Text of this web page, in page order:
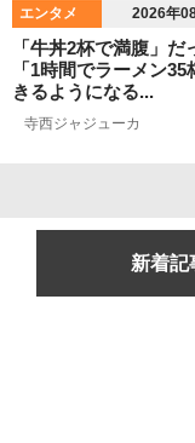
エンタメ 2026年
「牛丼2杯で満腹」だ
「1時間でラーメン
きるようになる...
寺西ジャジューカ
新着記